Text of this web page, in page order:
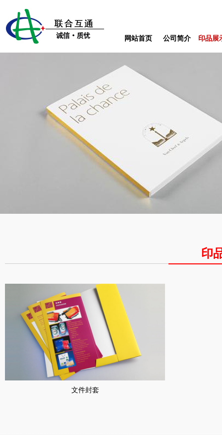
网站首页 公司简介 印品展
印
文件封套